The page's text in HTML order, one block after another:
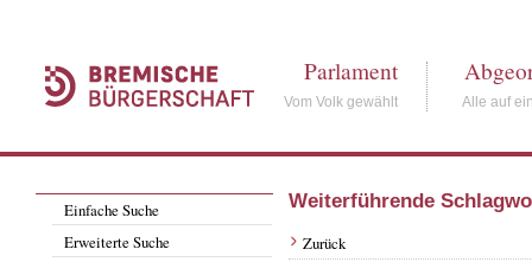
Parlament
Vom Volk gewählt Alle auf
Einfache Suche
Erweiterte Suche
Weiterführende
Zurück